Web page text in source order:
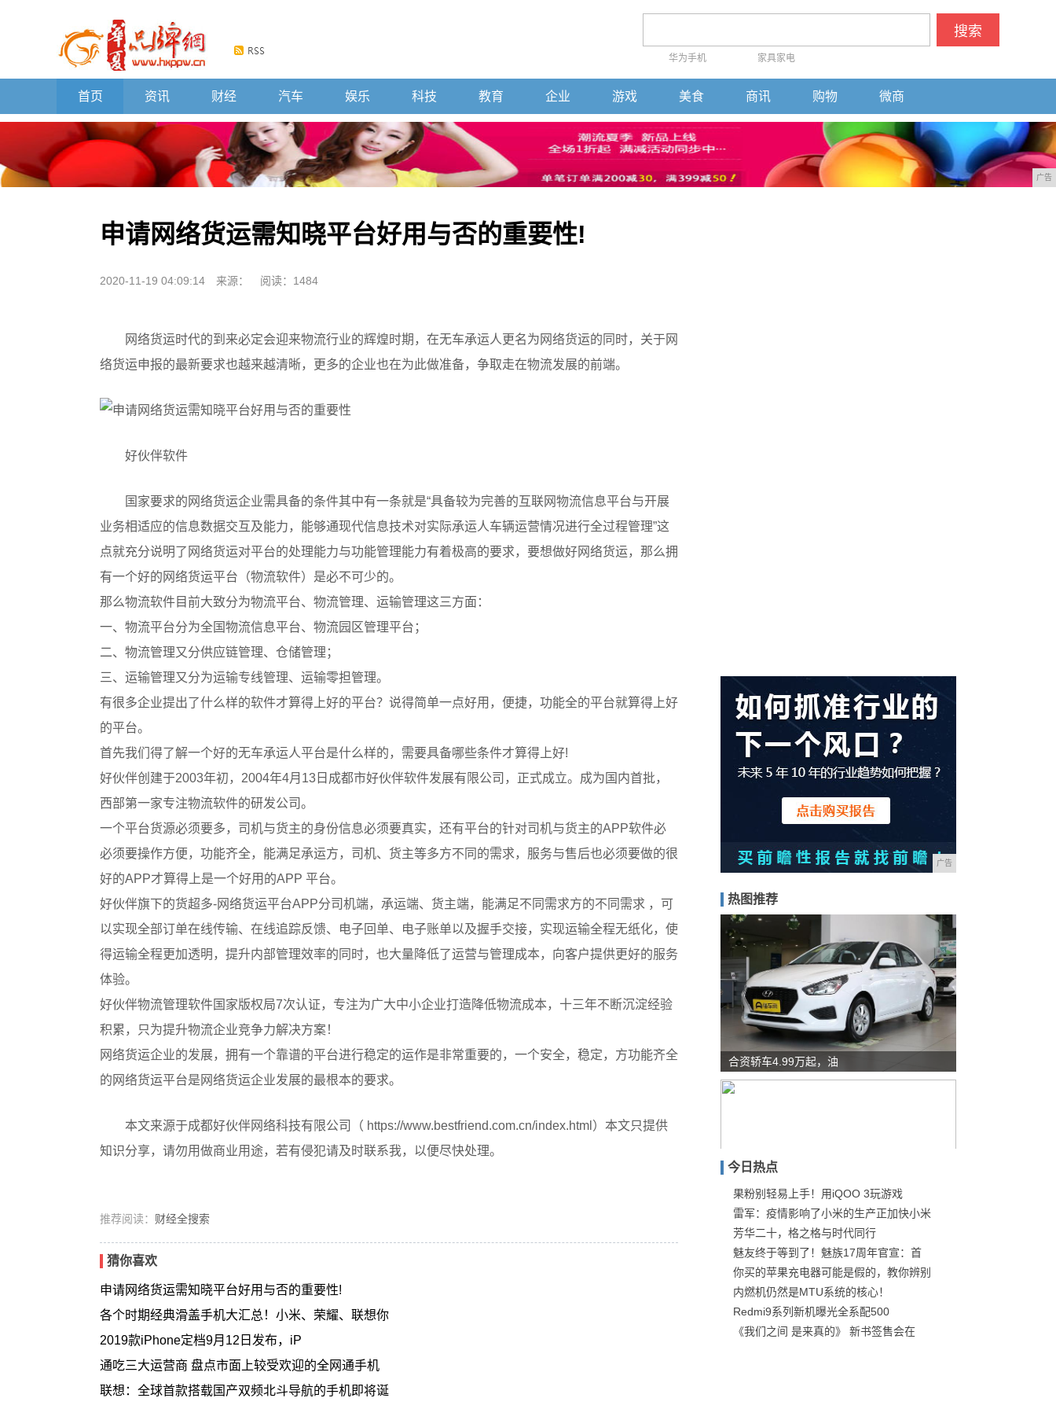
搜索
华为手机 家具家电
首页 资讯 财经 汽车 娱乐 科技 教育 企业 游戏 美食 商讯 购物 微商
广告
申请网络货运需知晓平台好用与否的重要性!
2020-11-19 04:09:14 来源： 阅读：1484
网络货运时代的到来必定会迎来物流行业的辉煌时期，在无车承运人更名为网络货运的同时，关于网
络货运申报的最新要求也越来越清晰，更多的企业也在为此做准备，争取走在物流发展的前端。
好伙伴软件
国家要求的网络货运企业需具备的条件其中有一条就是“具备较为完善的互联网物流信息平台与开展
业务相适应的信息数据交互及能力，能够通现代信息技术对实际承运人车辆运营情况进行全过程管理”这
点就充分说明了网络货运对平台的处理能力与功能管理能力有着极高的要求，要想做好网络货运，那么拥
有一个好的网络货运平台（物流软件）是必不可少的。
那么物流软件目前大致分为物流平台、物流管理、运输管理这三方面：
一、物流平台分为全国物流信息平台、物流园区管理平台；
二、物流管理又分供应链管理、仓储管理；
三、运输管理又分为运输专线管理、运输零担管理。
有很多企业提出了什么样的软件才算得上好的平台？说得简单一点好用，便捷，功能全的平台就算得上好
的平台。
首先我们得了解一个好的无车承运人平台是什么样的，需要具备哪些条件才算得上好!
好伙伴创建于2003年初，2004年4月13日成都市好伙伴软件发展有限公司，正式成立。成为国内首批，
西部第一家专注物流软件的研发公司。
一个平台货源必须要多，司机与货主的身份信息必须要真实，还有平台的针对司机与货主的APP软件必
必须要操作方便，功能齐全，能满足承运方，司机、货主等多方不同的需求，服务与售后也必须要做的很
好的APP才算得上是一个好用的APP 平台。
好伙伴旗下的货超多-网络货运平台APP分司机端，承运端、货主端，能满足不同需求方的不同需求 ，可
以实现全部订单在线传输、在线追踪反馈、电子回单、电子账单以及握手交接，实现运输全程无纸化，使
得运输全程更加透明，提升内部管理效率的同时，也大量降低了运营与管理成本，向客户提供更好的服务
体验。
好伙伴物流管理软件国家版权局7次认证，专注为广大中小企业打造降低物流成本，十三年不断沉淀经验
积累，只为提升物流企业竞争力解决方案！
网络货运企业的发展，拥有一个靠谱的平台进行稳定的运作是非常重要的，一个安全，稳定，方功能齐全
的网络货运平台是网络货运企业发展的最根本的要求。
本文来源于成都好伙伴网络科技有限公司（ https://www.bestfriend.com.cn/index.html）本文只提供
知识分享，请勿用做商业用途，若有侵犯请及时联系我，以便尽快处理。
推荐阅读： 财经全搜索
猜你喜欢
申请网络货运需知晓平台好用与否的重要性!
各个时期经典滑盖手机大汇总！小米、荣耀、联想你
2019款iPhone定档9月12日发布，iP
通吃三大运营商 盘点市面上较受欢迎的全网通手机
联想：全球首款搭载国产双频北斗导航的手机即将诞
广告
热图推荐
合资轿车4.99万起，油
第十四届金博会开幕 罗湖
今日热点
果粉别轻易上手！用iQOO 3玩游戏
雷军：疫情影响了小米的生产正加快小米
芳华二十，格之格与时代同行
魅友终于等到了！魅族17周年官宣：首
你买的苹果充电器可能是假的，教你辨别
内燃机仍然是MTU系统的核心！
Redmi9系列新机曝光全系配500
《我们之间 是来真的》 新书签售会在